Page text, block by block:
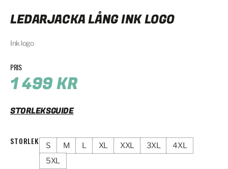
LEDARJACKA LÅNG INK LOGO
Ink logo
1 499KR
STORLEKSGUIDE
STORLEK S M L XL XXL 3XL
4XL
5XL